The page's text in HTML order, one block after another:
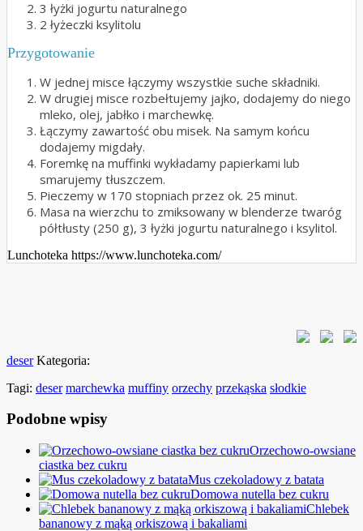
3 łyżki jogurtu naturalnego
2 łyżeczki ksylitolu
Przygotowanie
W jednej misce łączymy wszystkie suche składniki.
W drugiej misce rozbełtujemy jajko, dodajemy do niego
mleko, olej, jabłko i marchewkę.
Łączymy zawartość obu misek. Na samym końcu
dodajemy migdały.
Foremkę na muffinki wykładamy papierkami lub
smarujemy tłuszczem.
Pieczemy w 170 stopniach przez ok. 25 minut.
Masa na wierzchu to zmiksowany w blenderze twaróg
półtłusty (250 g), 3 łyżki jogurtu naturalnego i ksylitol.
Lunchoteka https://www.lunchoteka.com/
deser Kategoria:
Tagi: deser marchewka muffiny orzechy przekąska słodkie
Podobne wpisy
Orzechowo-owsiane
ciastka bez cukru
Mus czekoladowy z batata
Domowa nutella bez cukru
Chlebek
bananowy z mąką orkiszową i bakaliami